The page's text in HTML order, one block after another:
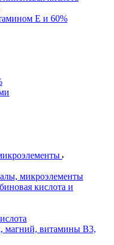
Е и 60%
микроэлементы
кислота и
магний, витамины B3,